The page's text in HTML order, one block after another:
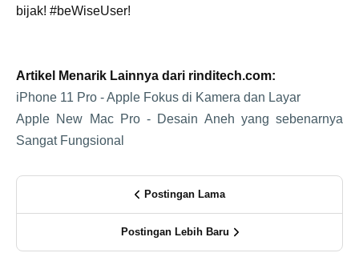
bijak! #beWiseUser!
Artikel Menarik Lainnya dari rinditech.com:
iPhone 11 Pro - Apple Fokus di Kamera dan Layar
Apple New Mac Pro - Desain Aneh yang sebenarnya
Sangat Fungsional
Postingan Lama
Postingan Lebih Baru